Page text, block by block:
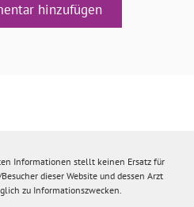
hinzufügen
Informationen stellt keinen Ersatz für
dieser Website und dessen Arzt
zu Informationszwecken.